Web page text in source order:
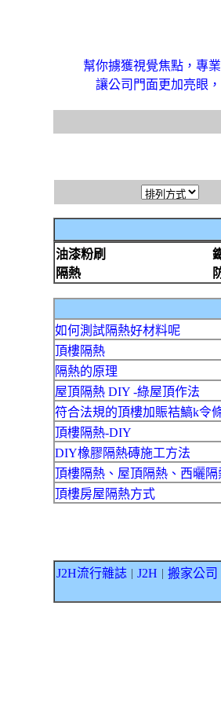
幫你擄獲視覺焦點，專
讓公司門面更加亮眼
油漆粉刷
隔熱
如何測試隔熱好材料呢
頂樓隔熱
隔熱的原理
屋頂隔熱 DIY -綠屋頂作法
符合法規的頂樓加賑袺鰝k令
頂樓隔熱-DIY
DIY橡膠隔熱磚施工方法
頂樓隔熱、屋頂隔熱、西曬
頂樓房屋隔熱方式
J2H流行雜誌｜ J2H 搬家公司